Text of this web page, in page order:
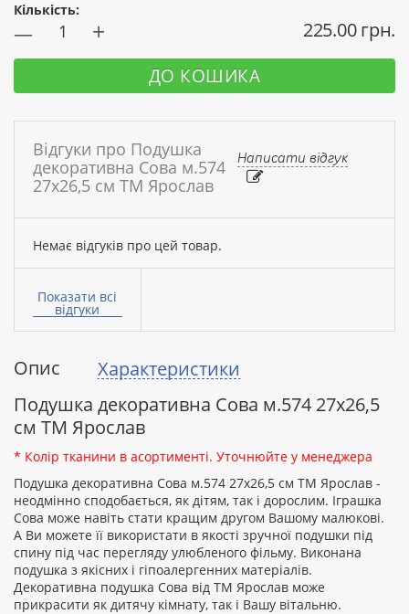
Опис
Характеристики
Подушка декоративна Сова м.574 27х26,5
см ТМ Ярослав
* Колір тканини в асортименті. Уточнюйте у менеджера
Подушка декоративна Сова м.574 27х26,5 см ТМ Ярослав -
неодмінно сподобається, як дітям, так і дорослим. Іграшка
Сова може навіть стати кращим другом Вашому малюкові.
А Ви можете її використати в якості зручної подушки під
спину під час перегляду улюбленого фільму. Виконана
подушка з якісних і гіпоалергенних матеріалів.
Декоративна подушка Сова від ТМ Ярослав може
прикрасити як дитячу кімнату, так і Вашу вітальню.
Кількість:
— + 225.00 грн.
ДО КОШИКА
Відгуки про Подушка
декоративна Сова м.574
27х26,5 см ТМ Ярослав
Написати відгук
Немає відгуків про цей товар.
Ваше
ім’я:
Ваш
Рейтинг:
ПРОДОВЖИТИ
Показати всі
відгуки